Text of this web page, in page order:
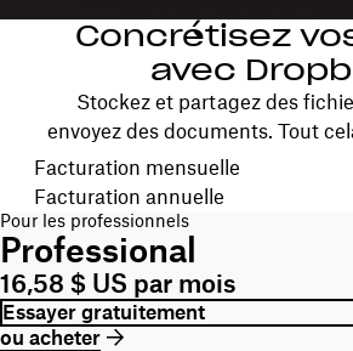
Concrétisez
avec
Stockez et partagez des
envoyez des documents. Tout
Choisissez votre cycle de facturation
Facturation mensuelle
Facturation annuelle
Pour les professionnels
Professional
16,58 $ US par mois
Essayer gratuitement
ou acheter